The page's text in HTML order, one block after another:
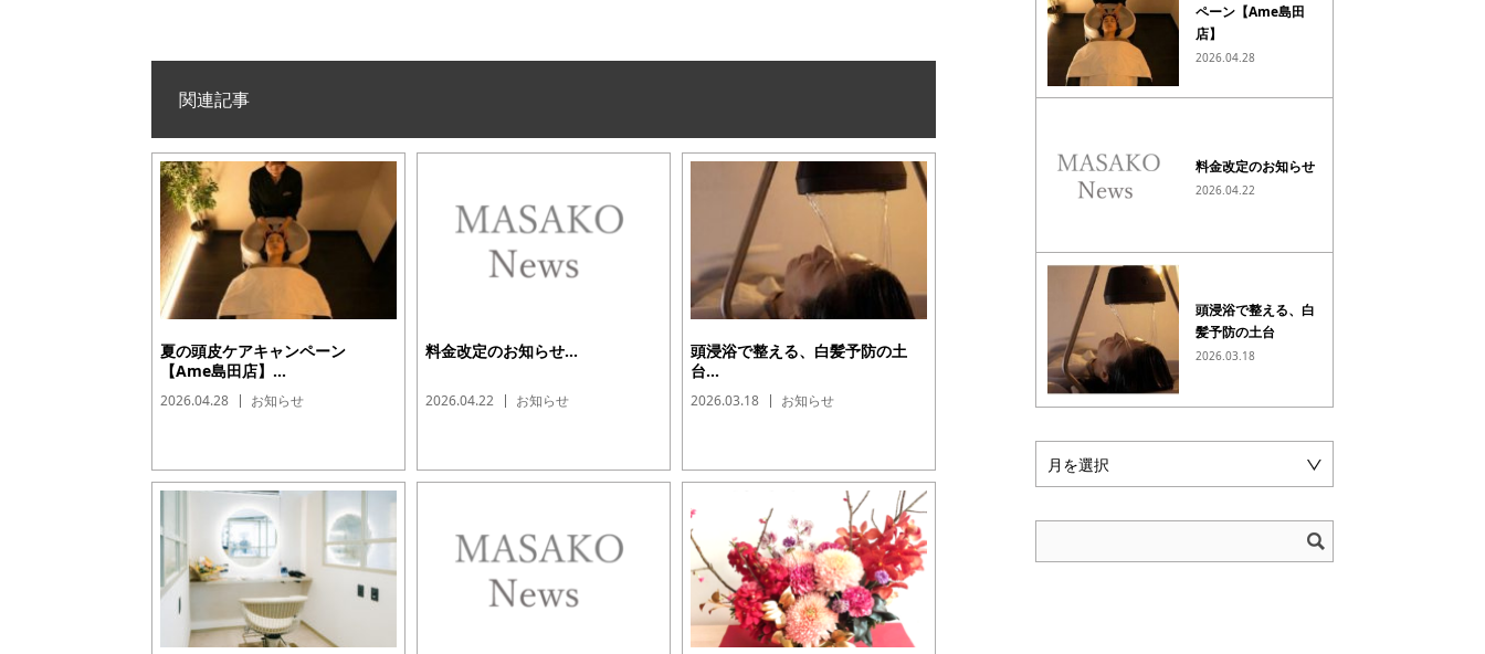
関連記事
夏の頭皮ケアキャンペーン
【Ame島田店】...
2026.04.28 お知らせ
料金改定のお知らせ...
2026.04.22 お知らせ
頭浸浴で整える、白髪予防の土
台...
2026.03.18 お知らせ
ペーン【Ame島田
店】
2026.04.28
料金改定のお知らせ
2026.04.22
頭浸浴で整える、白
髪予防の土台
2026.03.18
月を選択